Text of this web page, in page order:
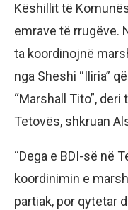
Këshillit të
emrave të rrugëve.
ta koordinojnë
nga Sheshi “Iliria”
“Marshall Tito”,
Tetovës, shkruan
“Dega e BDI-së në
koordinimin e
partiak, por qytetar